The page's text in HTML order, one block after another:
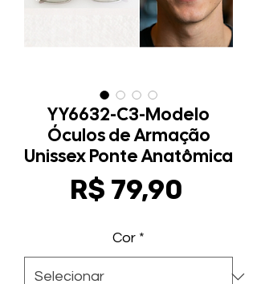
YY6632-C3-Modelo
Óculos de Armação
Unissex Ponte Anatômica
R$ 79,90
Cor *